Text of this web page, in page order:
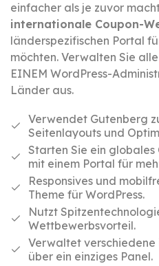
einfacher als je zuvor
internationale Coupon-
länderspezifischen Portal
möchten. Verwalten Sie
EINEM WordPress-
Länder aus.
Verwendet Gutenberg
Seitenlayouts und
Starten Sie ein
mit einem Portal für
Responsives und
Theme für WordPress.
Nutzt
Wettbewerbsvorteil.
Verwaltet
über ein einziges Panel.